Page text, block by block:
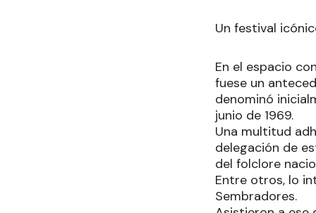
Un festival
En el espacio
fuese un
denominó
junio de 1969.
Una multitud
delegación de
del folclore
Entre otros, lo
Sembradores.